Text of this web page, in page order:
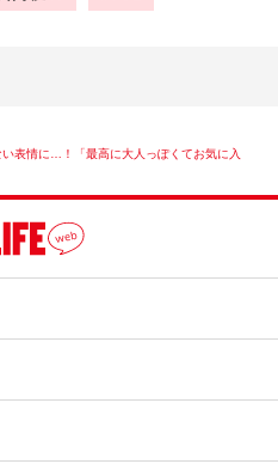
表情に…！「最高に大人っぽくてお気に入